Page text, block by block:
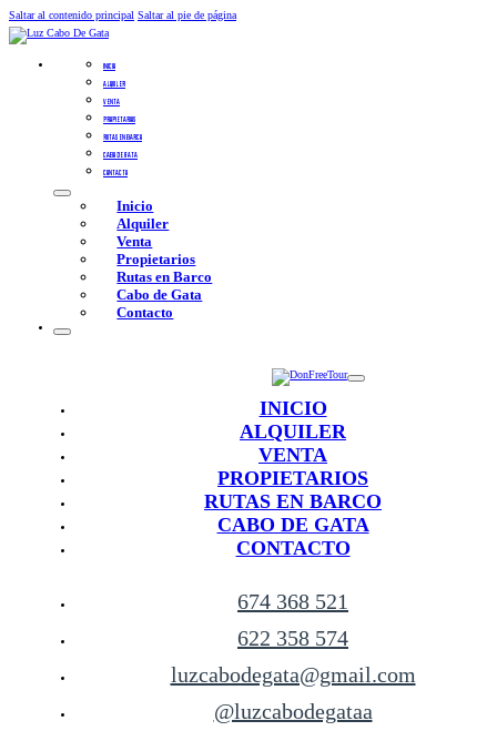
Saltar al contenido principal Saltar al pie de página
INICIO
ALQUILER
VENTA
PROPIETARIOS
RUTAS EN BARCO
CABO DE GATA
CONTACTO
Inicio
Alquiler
Venta
Propietarios
Rutas en Barco
Cabo de Gata
Contacto
INICIO
ALQUILER
VENTA
PROPIETARIOS
RUTAS EN BARCO
CABO DE GATA
CONTACTO
674 368 521
622 358 574
luzcabodegata@gmail.com
@luzcabodegataa